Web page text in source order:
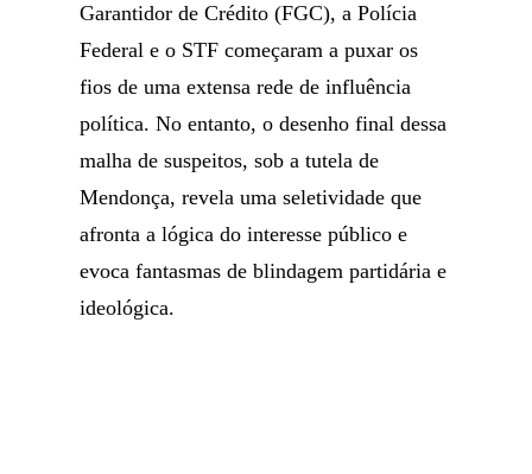
Garantidor de Crédito (FGC), a Polícia
Federal e o STF começaram a puxar os
fios de uma extensa rede de influência
política. No entanto, o desenho final dessa
malha de suspeitos, sob a tutela de
Mendonça, revela uma seletividade que
afronta a lógica do interesse público e
evoca fantasmas de blindagem partidária e
ideológica.